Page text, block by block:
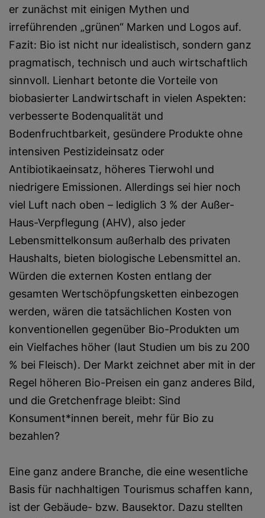
er zunächst mit einigen Mythen und
irreführenden „grünen“ Marken und Logos auf.
Fazit: Bio ist nicht nur idealistisch, sondern ganz
pragmatisch, technisch und auch wirtschaftlich
sinnvoll. Lienhart betonte die Vorteile von
biobasierter Landwirtschaft in vielen Aspekten:
verbesserte Bodenqualität und
Bodenfruchtbarkeit, gesündere Produkte ohne
intensiven Pestizideinsatz oder
Antibiotikaeinsatz, höheres Tierwohl und
niedrigere Emissionen. Allerdings sei hier noch
viel Luft nach oben – lediglich 3 % der Außer-
Haus-Verpflegung (AHV), also jeder
Lebensmittelkonsum außerhalb des privaten
Haushalts, bieten biologische Lebensmittel an.
Würden die externen Kosten entlang der
gesamten Wertschöpfungsketten einbezogen
werden, wären die tatsächlichen Kosten von
konventionellen gegenüber Bio-Produkten um
ein Vielfaches höher (laut Studien um bis zu 200
% bei Fleisch). Der Markt zeichnet aber mit in der
Regel höheren Bio-Preisen ein ganz anderes Bild,
und die Gretchenfrage bleibt: Sind
Konsument*innen bereit, mehr für Bio zu
bezahlen?
Eine ganz andere Branche, die eine wesentliche
Basis für nachhaltigen Tourismus schaffen kann,
ist der Gebäude- bzw. Bausektor. Dazu stellten